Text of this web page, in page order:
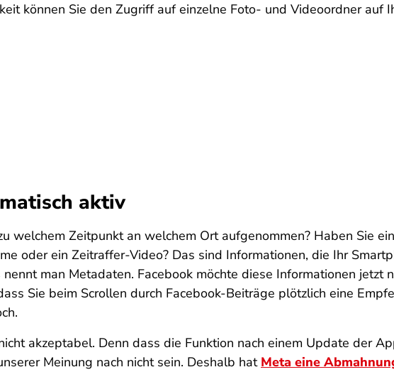
können Sie den Zugriff auf einzelne Foto- und Videoordner auf
aktiv
welchem Zeitpunkt an welchem Ort aufgenommen? Haben Sie
oder ein Zeitraffer-Video? Das sind Informationen, die Ihr
man Metadaten. Facebook möchte diese Informationen jetzt
Sie beim Scrollen durch Facebook-Beiträge plötzlich eine
akzeptabel. Denn dass die Funktion nach einem Update der
Meinung nach nicht sein. Deshalb hat Meta eine